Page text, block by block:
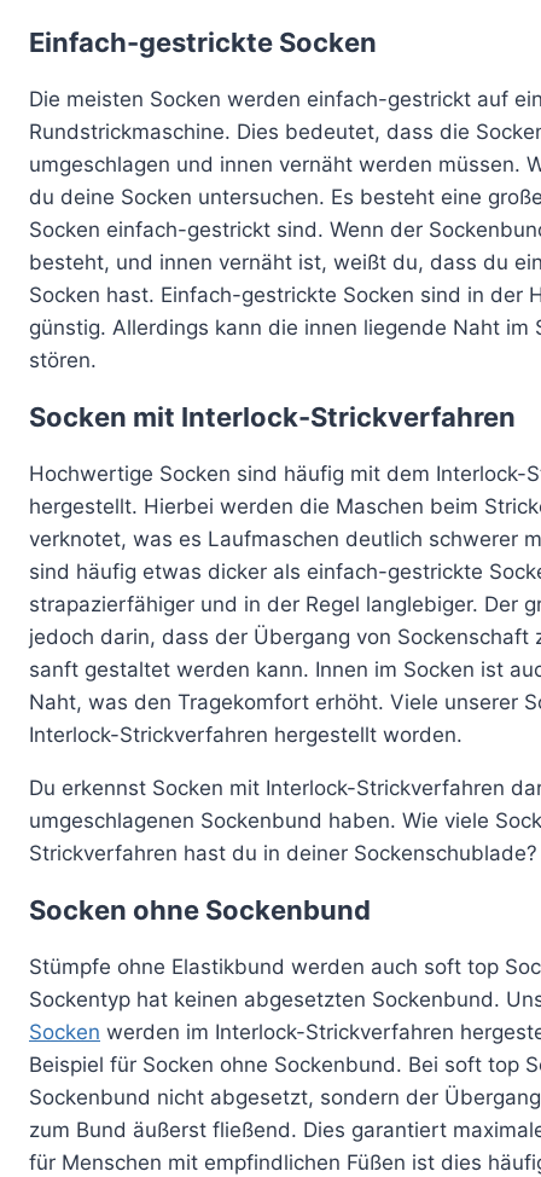
Einfach-gestrickte Socken
Die meisten Socken werden einfach-gestrickt auf
Rundstrickmaschine. Dies bedeutet, dass die
umgeschlagen und innen vernäht werden müssen.
du deine Socken untersuchen. Es besteht eine
Socken einfach-gestrickt sind. Wenn der
besteht, und innen vernäht ist, weißt du, dass du
Socken hast. Einfach-gestrickte Socken sind in der
günstig. Allerdings kann die innen liegende Naht im
stören.
Socken mit Interlock-Strickverfahren
Hochwertige Socken sind häufig mit dem Interlock-
hergestellt. Hierbei werden die Maschen beim
verknotet, was es Laufmaschen deutlich schwerer
sind häufig etwas dicker als einfach-gestrickte
strapazierfähiger und in der Regel langlebiger. Der
jedoch darin, dass der Übergang von Sockenschaft
sanft gestaltet werden kann. Innen im Socken ist
Naht, was den Tragekomfort erhöht. Viele unserer
Interlock-Strickverfahren hergestellt worden.
Du erkennst Socken mit Interlock-Strickverfahren
umgeschlagenen Sockenbund haben. Wie viele
Strickverfahren hast du in deiner Sockenschublade?
Socken ohne Sockenbund
Stümpfe ohne Elastikbund werden auch soft top
Sockentyp hat keinen abgesetzten Sockenbund.
Socken werden im Interlock-Strickverfahren
Beispiel für Socken ohne Sockenbund. Bei soft top
Sockenbund nicht abgesetzt, sondern der
zum Bund äußerst fließend. Dies garantiert
für Menschen mit empfindlichen Füßen ist dies